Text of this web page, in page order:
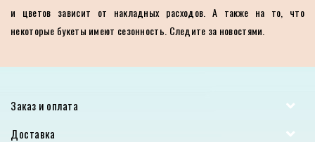
и цветов зависит от накладных расходов. А также на то, что
некоторые букеты имеют сезонность. Следите за новостями.
Заказ и оплата
Доставка